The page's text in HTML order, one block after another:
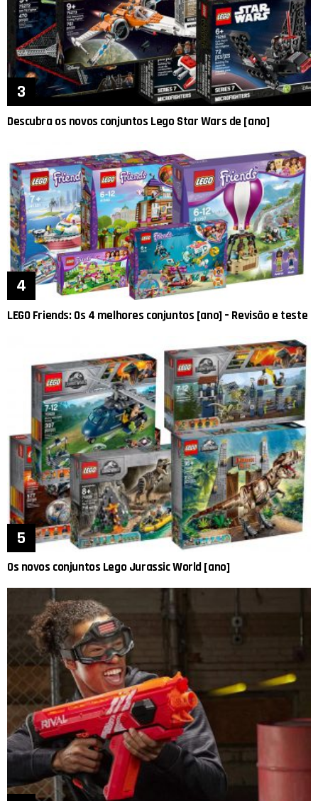
Descubra os novos conjuntos Lego Star Wars de [ano]
LEGO Friends: Os 4 melhores conjuntos [ano] – Revisão e teste
Os novos conjuntos Lego Jurassic World [ano]